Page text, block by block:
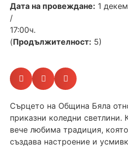
Дата на провеждане: 1
/
17:00ч.
(Продължителност: 5)
Сърцето на Община Бяла
приказни коледни светлини.
вече любима традиция,
създава настроение и